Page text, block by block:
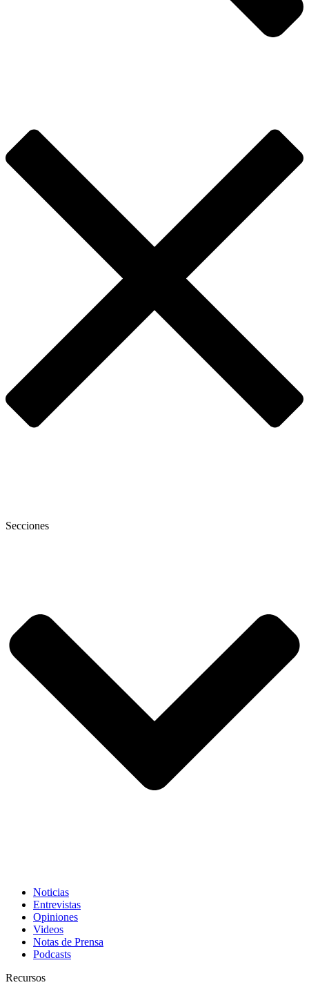
Secciones
Noticias
Entrevistas
Opiniones
Videos
Notas de Prensa
Podcasts
Recursos